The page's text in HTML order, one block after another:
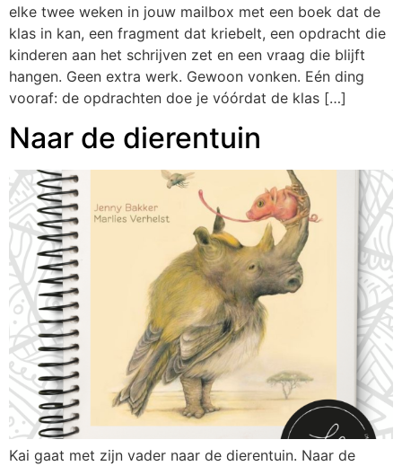
elke twee weken in jouw mailbox met een boek dat de
klas in kan, een fragment dat kriebelt, een opdracht die
kinderen aan het schrijven zet en een vraag die blijft
hangen. Geen extra werk. Gewoon vonken. Eén ding
vooraf: de opdrachten doe je vóórdat de klas […]
Naar de dierentuin
Kai gaat met zijn vader naar de dierentuin. Naar de